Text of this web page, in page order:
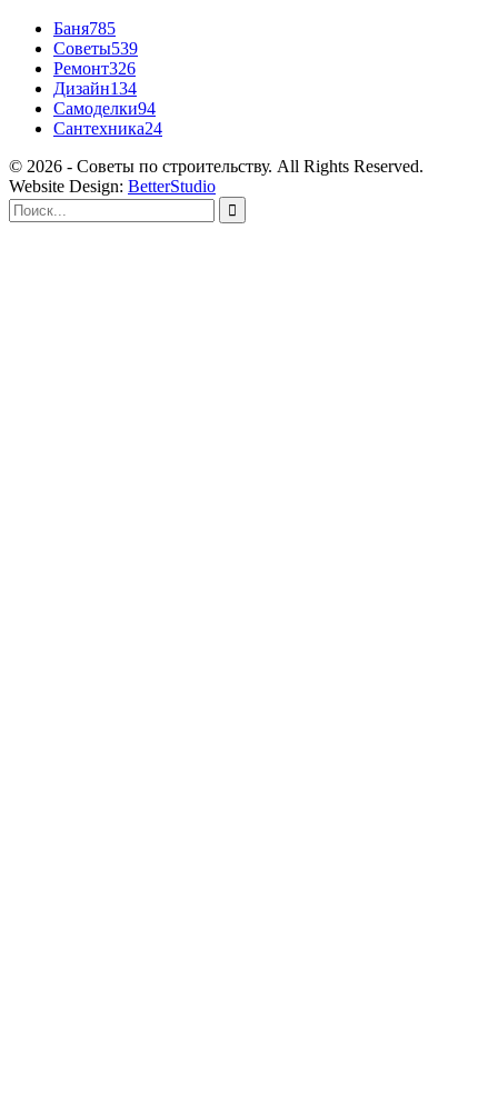
Баня785
Советы539
Ремонт326
Дизайн134
Самоделки94
Сантехника24
© 2026 - Советы по строительству. All Rights Reserved.
Website Design: BetterStudio